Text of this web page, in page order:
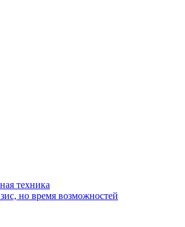
техника
но время возможностей